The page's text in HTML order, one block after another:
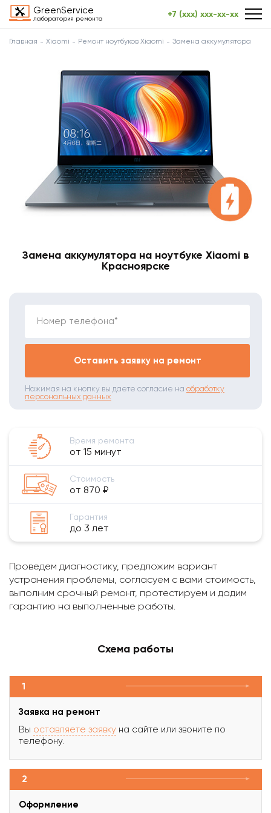
GreenService
лаборатория ремонта +7 (xxx) xxx-xx-xx
Главная Xiaomi Ремонт ноутбуков Xiaomi Замена аккумулятора
Замена аккумулятора на ноутбуке Xiaomi в
Красноярске
Номер телефона*
Оставить заявку на ремонт
Нажимая на кнопку вы даете согласие на обработку
персональных данных
Время ремонта
от 15 минут
Стоимость
от 870 ₽
Гарантия
до 3 лет
Проведем диагностику, предложим вариант
устранения проблемы, согласуем с вами стоимость,
выполним срочный ремонт, протестируем и дадим
гарантию на выполненные работы.
Схема работы
1
Заявка на ремонт
Вы оставляете заявку на сайте или звоните по
телефону.
2
Оформление